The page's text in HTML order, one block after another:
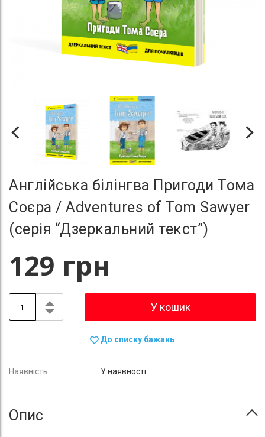
Англійська білінгва Пригоди Тома
Соєра / Adventures of Tom Sawyer
(серія “Дзеркальний текст”)
129 грн
У кошик
До списку бажань
У наявності
Опис